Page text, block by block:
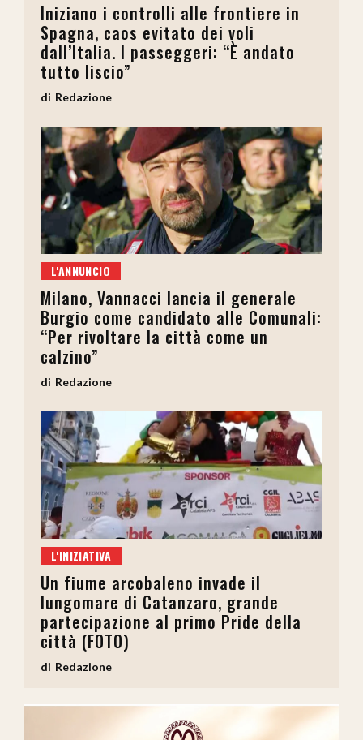
Iniziano i controlli alle frontiere in
Spagna, caos evitato dei voli
dall’Italia. I passeggeri: “È andato
tutto liscio”
Redazione
L'ANNUNCIO
Milano, Vannacci lancia il generale
Burgio come candidato alle Comunali:
“Per rivoltare la città come un
calzino”
Redazione
L'INIZIATIVA
Un fiume arcobaleno invade il
lungomare di Catanzaro, grande
partecipazione al primo Pride della
città (FOTO)
Redazione